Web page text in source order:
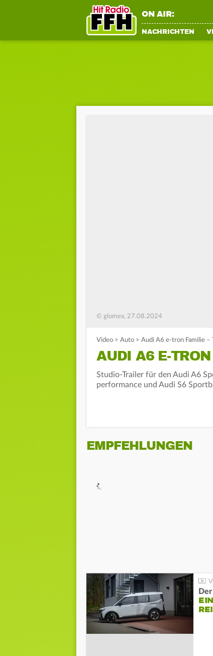
ON AIR:
NACHRICHTEN
© glomex, 27.08.2024
Video > Auto > Audi A6 e-tron Familie –
AUDI A6 E-
Studio-Trailer für den Audi A6
performance und Audi S6
EMPFEHLUNGEN